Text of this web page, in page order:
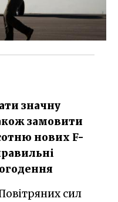
значну
замовити
нових F-